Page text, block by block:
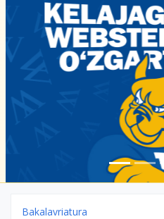
Bakalavriatura